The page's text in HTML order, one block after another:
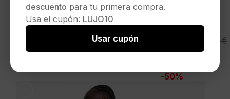
SIXTH JUNE Chaleco » Thermo
99,90€
precio
era:
precio
es:
-50%
descuento para tu primera compra.
Usa el cupón: LUJO10
Usar cupón